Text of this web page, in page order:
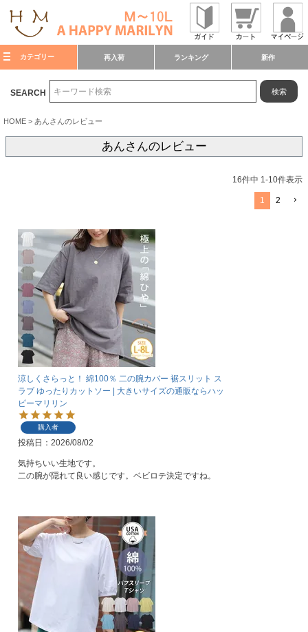
カテゴリー 再入荷 ランキング 新作
SEARCH 検索
HOME あんさんのレビュー
あんさんのレビュー
16件中 1-10件表示
1 2
涼しくさらっと！ 綿100％ 二の腕カバー 裾スリット ス
ラブ ゆったりカットソー | 大きいサイズの通販ならハッ
ピーマリリン
購入者
投稿日 2026/08/02
気持ちいい生地です。
二の腕が隠れて良い感じです。ベビロテ決定ですね。